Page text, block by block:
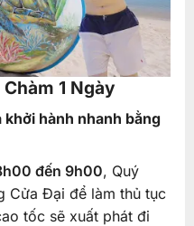
1 Ngày
hành nhanh bằng
đến 9h00, Quý
Cửa Đại để làm thủ tục
tốc sẽ xuất phát đi